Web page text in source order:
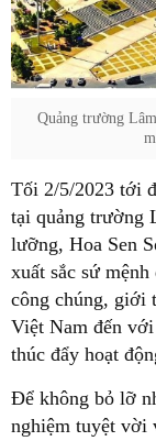
Quảng trường
Tối 2/5/2023 tới
tại quảng trường
lưỡng, Hoa Sen
xuất sắc sứ
công chúng, giới
Việt Nam đến
thúc đẩy hoạt
Để không bỏ lỡ
nghiệm tuyệt vời